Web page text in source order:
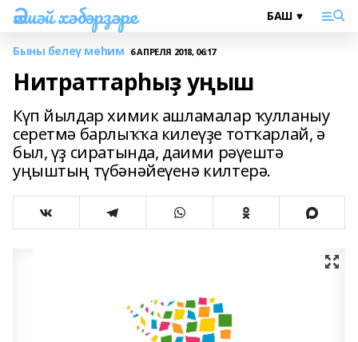
Әлшәй хәбәрҙәре
Быны белеү мөһим 6 АПРЕЛЯ 2018, 06:17
Нитраттарһыҙ уңыш
Күп йылдар химик ашламалар ҡулланыу
серетмә барлыҡҡа килеүҙе тотҡарлай, ә
был, үҙ сиратында, даими рәүештә
уңыштың түбәнәйеүенә килтерә.